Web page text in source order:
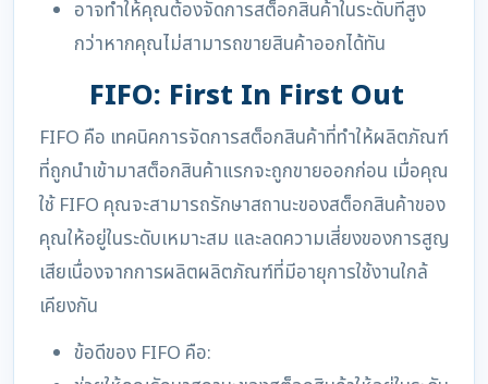
อาจทำให้คุณต้องจัดการสต็อกสินค้าในระดับที่สูง
กว่าหากคุณไม่สามารถขายสินค้าออกได้ทัน
FIFO: First In First Out
FIFO คือ เทคนิคการจัดการสต็อกสินค้าที่ทำให้ผลิตภัณฑ์
ที่ถูกนำเข้ามาสต็อกสินค้าแรกจะถูกขายออกก่อน เมื่อคุณ
ใช้ FIFO คุณจะสามารถรักษาสถานะของสต็อกสินค้าของ
คุณให้อยู่ในระดับเหมาะสม และลดความเสี่ยงของการสูญ
เสียเนื่องจากการผลิตผลิตภัณฑ์ที่มีอายุการใช้งานใกล้
เคียงกัน
ข้อดีของ FIFO คือ: